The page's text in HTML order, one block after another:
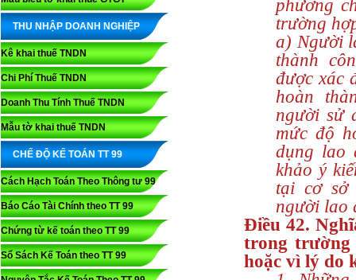
THU NHẬP DOANH NGHIỆP
Kê khai thuế TNDN
Chi Phí Thuế TNDN
Doanh Thu Tính Thuế TNDN
Mẫu tờ khai thuế TNDN
CHẾ ĐỘ KẾ TOÁN TT 99
Cách Hạch Toán Theo Thông tư 99
Báo Cáo Tài Chính theo TT 99
Chứng từ kế toán theo TT 99
Sổ Sách Kế Toán theo TT 99
phương
trường
a) Người
thành
được xác
hoàn
người sử
mức độ
dụng lao
khảo ý
tại cơ sở
người lao
Điều 42.
trong trường
hoặc vì lý do